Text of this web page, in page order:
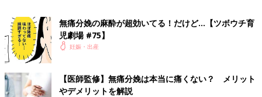
背骨の間に針を刺して脊髄を覆っている膜の１つ「硬膜＜こうま
く＞」の外側にある「硬膜外腔＜こうまくがいくう＞」という場
所に少量ずつ麻酔薬を入れ続けます。膜を隔てた場所に薬を注入
するので、効き方が緩やかになります。針にカテーテルという細
体を動かしても大丈夫なようになっています。
無痛分娩の麻酔が超効いてる！だけど…【ツボウチ育
児劇場 #75】
妊娠・出産
【医師監修】無痛分娩は本当に痛くない？ メリット
やデメリットを解説